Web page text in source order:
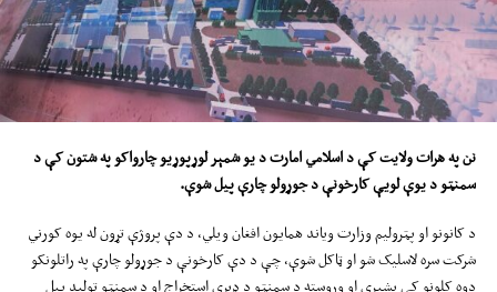
نن په هرات ولایت کې د اسلامي امارت د یو شمېر لوړپوړیو چارواکو په شتون کې د
سمنټو د یوې لویې کارخونې د جوړولو چارې پیل شوې.
د کانونو او پټرولیم وزارت ویاند همایون افغان ويلي، د دې پروژې تړون له یوه کورني
شرکت سره لاسلیک شو او ټاکل شوې، چې د دې کارخونې د جوړولو چارې په راتلونکو
دوه کلونو کې بشپړې او وروسته د سمنټو د ډبرې استخراج او د سمنټو تولید پیل